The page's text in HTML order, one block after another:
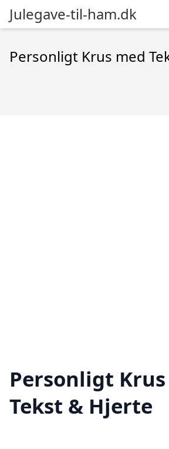
Julegave-til-ham.dk
Personligt Krus med
Personligt
Tekst & Hjerte